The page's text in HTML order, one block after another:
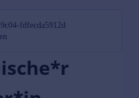
fdfecda5912d